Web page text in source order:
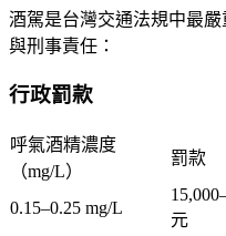
酒駕是台灣交通法規中最
與刑事責任 ：
行政罰款
呼氣酒精濃度
（mg/L）
罰款
0.15–0.25 mg/L
元